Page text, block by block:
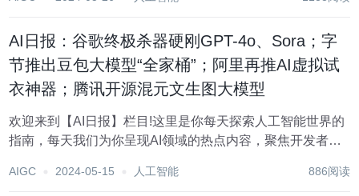
外的，在国内使用有诸多不便，因此我们今天主要来讲一下
AI日报：谷歌终极杀器硬刚GPT-4o、Sora；字
节推出豆包大模型“全家桶”；阿里再推AI虚拟试
衣神器；腾讯开源混元文生图大模型
欢迎来到【AI日报】栏目!这里是你每天探索人工智能世界的
指南，每天我们为你呈现AI领域的热点内容，聚焦开发者，
终极杀器对打GPT-4o 视频模型Veo硬刚Sora 谷歌近日发布
AIGC 2024-05-15 人工智能 886阅读